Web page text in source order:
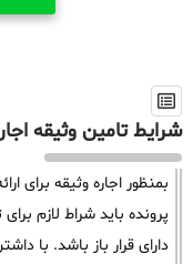
شرایط تامین وثیقه
بمنظور اجاره وثیقه برای
پرونده باید شراط لازم
دارای قرار باز باشد. با